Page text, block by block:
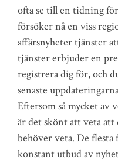
ofta se till en tidning
försöker nå en viss
affärsnyheter tjänster
tjänster erbjuder en
registrera dig för, och
senaste
Eftersom så mycket av
är det skönt att veta att
behöver veta. De
konstant utbud av